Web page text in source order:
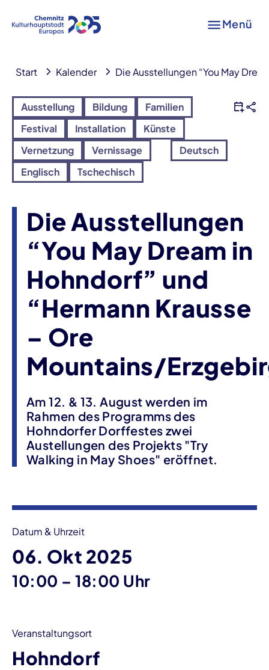
Menü
Start Kalender Die Ausstellungen “You May
Ausstellung Bildung
Familien
Festival
Installation
Künste
Vernetzung
Vernissage
Deutsch
Englisch
Tschechisch
Die Ausstellungen
“You May Dream in
Hohndorf” und
“Hermann Krausse
– Ore
Mountains/
Am 12. & 13. August werden im
Rahmen des Programms des
Hohndorfer Dorffestes zwei
Austellungen des Projekts "Try
Walking in May Shoes" eröffnet.
Datum & Uhrzeit
06. Okt 2025
10:00 – bis
18:00 Uhr
Veranstaltungsort
Hohndorf